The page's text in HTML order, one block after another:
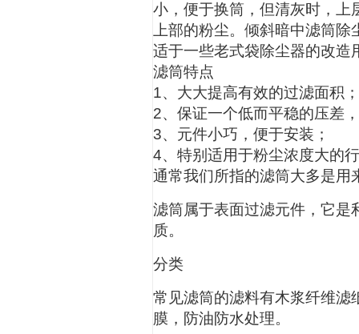
小，便于换筒，但清灰时，上
上部的粉尘。倾斜暗中滤筒
适于一些老式袋除尘器的改造
滤筒特点
1、大大提高有效的过滤面积；
2、保证一个低而平稳的压差
3、元件小巧，便于安装；
4、特别适用于粉尘浓度大的
通常我们所指的滤筒大多是用
滤筒属于表面过滤元件，它是
质。
分类
常见滤筒的滤料有木浆纤维滤
膜，防油防水处理。